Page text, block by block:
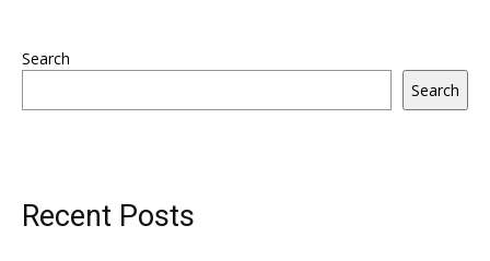
Search
Search
Recent Posts